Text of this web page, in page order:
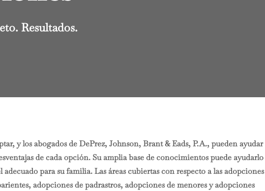
Resultados.
y los abogados de DePrez, Johnson, Brant & Eads, P.A., pueden ayudar
de cada opción. Su amplia base de conocimientos puede ayudarlo
para su familia. Las áreas cubiertas con respecto a las adopciones
adopciones de padrastros, adopciones de menores y adopciones